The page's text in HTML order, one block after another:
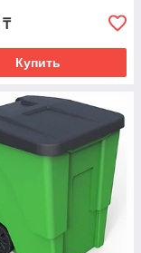
₸
Купить